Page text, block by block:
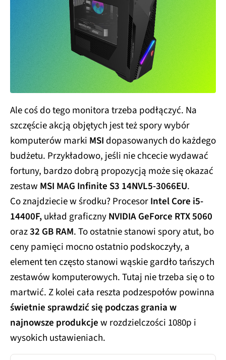
Ale coś do tego monitora trzeba podłączyć. Na
szczęście akcją objętych jest też spory wybór
komputerów marki MSI dopasowanych do każdego
budżetu. Przykładowo, jeśli nie chcecie wydawać
fortuny, bardzo dobrą propozycją może się okazać
zestaw MSI MAG Infinite S3 14NVL5-3066EU.
Co znajdziecie w środku? ProcesorIntel Core i5-
14400F,układ graficznyNVIDIA GeForce RTX 5060
oraz32 GB RAM. To ostatnie stanowi spory atut, bo
ceny pamięci mocno ostatnio podskoczyły, a
element ten często stanowi wąskie gardło tańszych
zestawów komputerowych. Tutaj nie trzeba się o to
martwić. Z kolei cała reszta podzespołów powinna
świetnie sprawdzić się podczas grania w
najnowsze produkcjew rozdzielczości 1080p i
wysokich ustawieniach.